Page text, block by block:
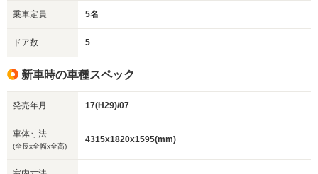
乗車定員 5名
ドア数 5
新車時の車種スペック
発売年月 17(H29)/07
車体寸法
(全長x全幅x全高)
4315x1820x1595(mm)